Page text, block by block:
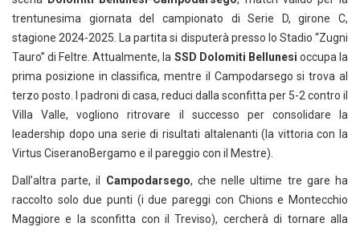
trentunesima giornata del campionato di Serie D, girone C,
stagione 2024-2025. La partita si disputerà presso lo Stadio “Zugni
Tauro” di Feltre. Attualmente, la SSD Dolomiti Bellunesi occupa la
prima posizione in classifica, mentre il Campodarsego si trova al
terzo posto. I padroni di casa, reduci dalla sconfitta per 5-2 contro il
Villa Valle, vogliono ritrovare il successo per consolidare la
leadership dopo una serie di risultati altalenanti (la vittoria con la
Virtus CiseranoBergamo e il pareggio con il Mestre).
Dall’altra parte, il Campodarsego, che nelle ultime tre gare ha
raccolto solo due punti (i due pareggi con Chions e Montecchio
Maggiore e la sconfitta con il Treviso), cercherà di tornare alla